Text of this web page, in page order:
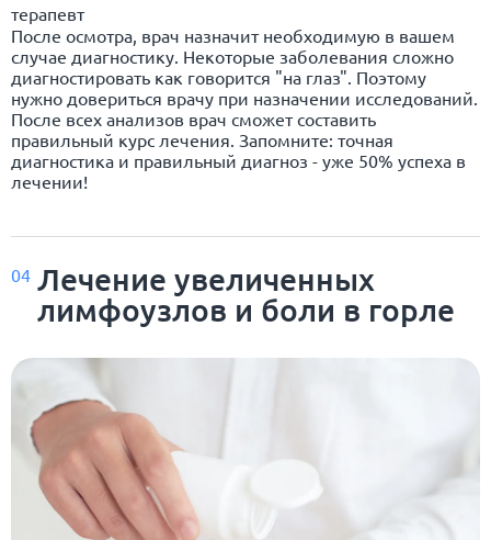
терапевт
После осмотра, врач назначит необходимую в вашем
случае диагностику. Некоторые заболевания сложно
диагностировать как говорится "на глаз". Поэтому
нужно довериться врачу при назначении исследований.
После всех анализов врач сможет составить
правильный курс лечения. Запомните: точная
диагностика и правильный диагноз - уже 50% успеха в
лечении!
04 Лечение увеличенных
лимфоузлов и боли в горле